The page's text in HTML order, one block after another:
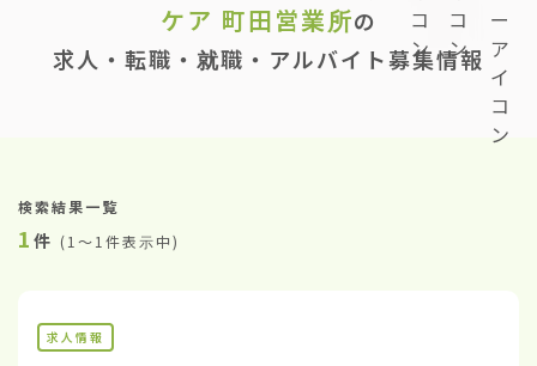
ケア 町田営業所の
求人・転職・就職・アルバイト募集情報
検索結果一覧
1 件 (1〜1件表示中)
求人情報